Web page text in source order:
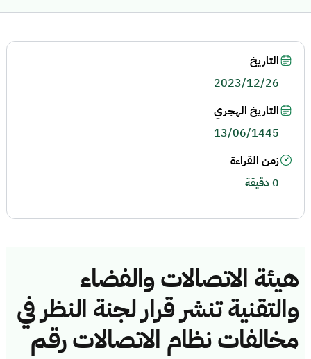
هيئة الاتصالات والفضاء
والتقنية تنشر قرار لجنة النظر في
مخالفات نظام الاتصالات رقم
التاريخ
2023/12/26
التاريخ الهجري
13/06/1445
زمن القراءة
0 دقيقة